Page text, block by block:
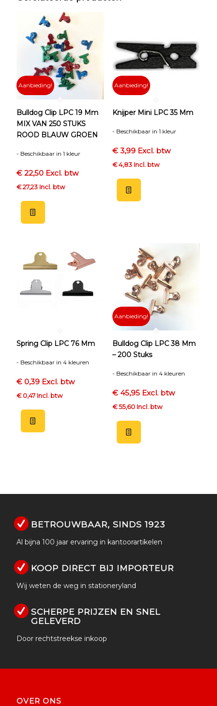
Bulldog Clip LPC 19 Mm
MIX VAN 250 STUKS
ROOD BLAUW GROEN
- Beschikbaar in 1 kleur
€ 22,50 Excl. btw
€ 27,23 Incl. btw
Aanbieding!
Knijper Mini LPC 35 Mm
- Beschikbaar in 1 kleur
€ 3,99 Excl. btw
€ 4,83 Incl. btw
Aanbieding!
Spring Clip LPC 76 Mm
- Beschikbaar in 4 kleuren
€ 0,39 Excl. btw
€ 0,47 Incl. btw
Bulldog Clip LPC 38 Mm
– 200 Stuks
- Beschikbaar in 4 kleuren
€ 45,95 Excl. btw
€ 55,60 Incl. btw
Aanbieding!
BETROUWBAAR, SINDS 1923
Al bijna 100 jaar ervaring in kantoorartikelen
KOOP DIRECT BIJ IMPORTEUR
Wij weten de weg in stationeryland
SCHERPE PRIJZEN EN SNEL
GELEVERD
Door rechtstreekse inkoop
OVER ONS